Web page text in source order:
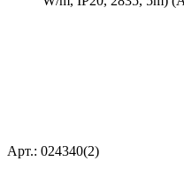
Арт.: 024340(2)